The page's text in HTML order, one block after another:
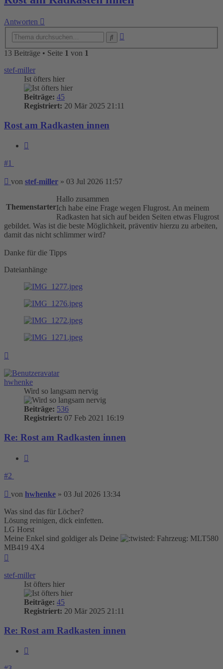
Antworten
13 Beiträge • Seite 1 von 1
stef-miller
Ist öfters hier
Beiträge: 45
Registriert: 20 Mär 2025 21:11
Rost am Radkasten innen
#1
Beitrag
von stef-miller » 03 Jul 2026 11:57
Themenstarter
Hallo zusammen
Ich habe eine Frage wegen Flugrost. An meinem
Radkasten hat sich auf beiden Seiten etwas Flugrost
gebildet. Was ist die beste Möglichkeit, präventiv hierzu zu arbeiten,
damit das nicht schlimmer wird?
Danke für die Tipps
Dateianhänge
hwhenke
Wird so langsam nervig
Beiträge: 536
Registriert: 07 Feb 2021 16:19
Re: Rost am Radkasten innen
#2
Beitrag
von hwhenke » 03 Jul 2026 13:34
Was sind das für Löcher?
Lösung reinigen, dick einfetten.
LG Horst
Meine Enkel sind goldiger als Deine
Fahrzeug: MLT580
MB419 4X4
stef-miller
Ist öfters hier
Beiträge: 45
Registriert: 20 Mär 2025 21:11
Re: Rost am Radkasten innen